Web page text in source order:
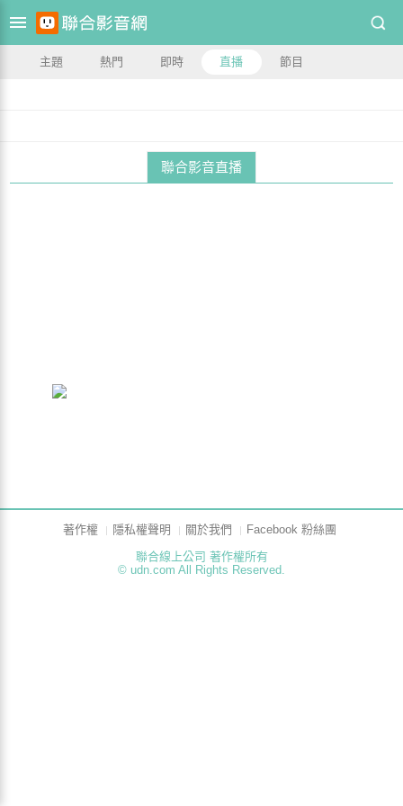
主題 熱門 即時 直播 節目
聯合影音直播
著作權 隱私權聲明 關於我們
Facebook 粉絲團
聯合線上公司 著作權所有
© udn.com All Rights Reserved.